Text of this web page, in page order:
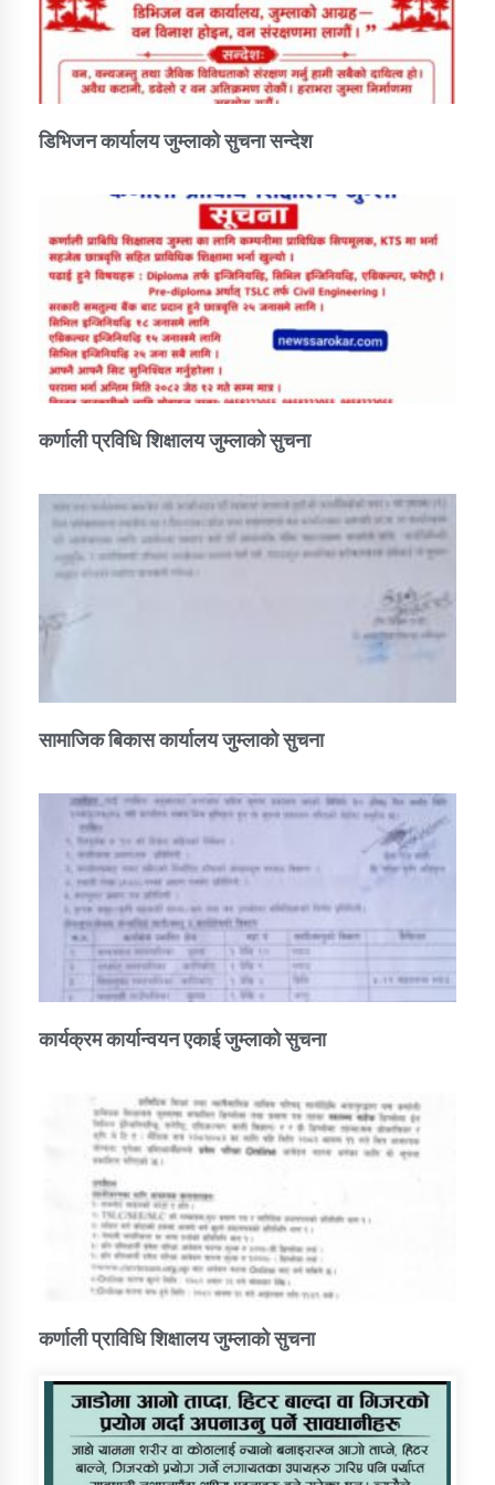
डिभिजन कार्यालय जुम्लाको सुचना सन्देश
कर्णाली प्रविधि शिक्षालय जुम्लाको सुचना
सामाजिक बिकास कार्यालय जुम्लाकाे सुचना
कार्यक्रम कार्यान्वयन एकाई जुम्लाको सुचना
कर्णाली प्राविधि शिक्षालय जुम्लाको सुचना